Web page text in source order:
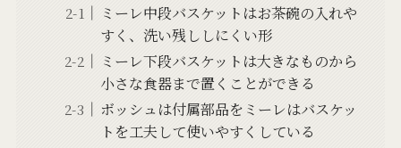
ミーレ中段バスケットはお茶碗の入れや
すく、洗い残ししにくい形
ミーレ下段バスケットは大きなものから
小さな食器まで置くことができる
ボッシュは付属部品をミーレはバスケッ
トを工夫して使いやすくしている